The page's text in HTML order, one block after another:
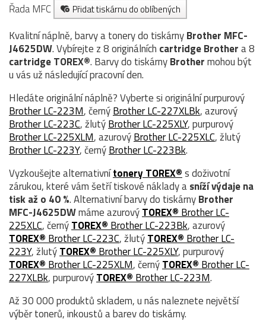
Řada MFC Přidat tiskárnu do oblíbených
Kvalitní náplně, barvy a tonery do tiskárnyBrother MFC-
J4625DW. Vybírejte z 8 originálních cartridgeBrothera 8
cartridge TOREX®. Barvy do tiskárnyBrothermohou být
u vás už následující pracovní den.
Hledáte originální náplně? Vyberte si originální purpurový
Brother LC-223M, černýBrother LC-227XLBk, azurový
Brother LC-223C, žlutýBrother LC-225XLY, purpurový
Brother LC-225XLM, azurovýBrother LC-225XLC, žlutý
Brother LC-223Y, černýBrother LC-223Bk.
Vyzkoušejte alternativnítonery TOREX®s doživotní
zárukou, které vám šetří tiskové náklady asníží výdaje na
tisk až o 40 %. Alternativní barvy do tiskárnyBrother
MFC-J4625DWmáme azurovýTOREX® Brother LC-
225XLC, černýTOREX® Brother LC-223Bk, azurový
TOREX® Brother LC-223C, žlutýTOREX® Brother LC-
223Y, žlutýTOREX® Brother LC-225XLY, purpurový
TOREX® Brother LC-225XLM, černýTOREX® Brother LC-
227XLBk, purpurovýTOREX® Brother LC-223M.
Až 30 000 produktů skladem, u nás naleznete největší
výběr tonerů, inkoustů a barev do tiskárny.